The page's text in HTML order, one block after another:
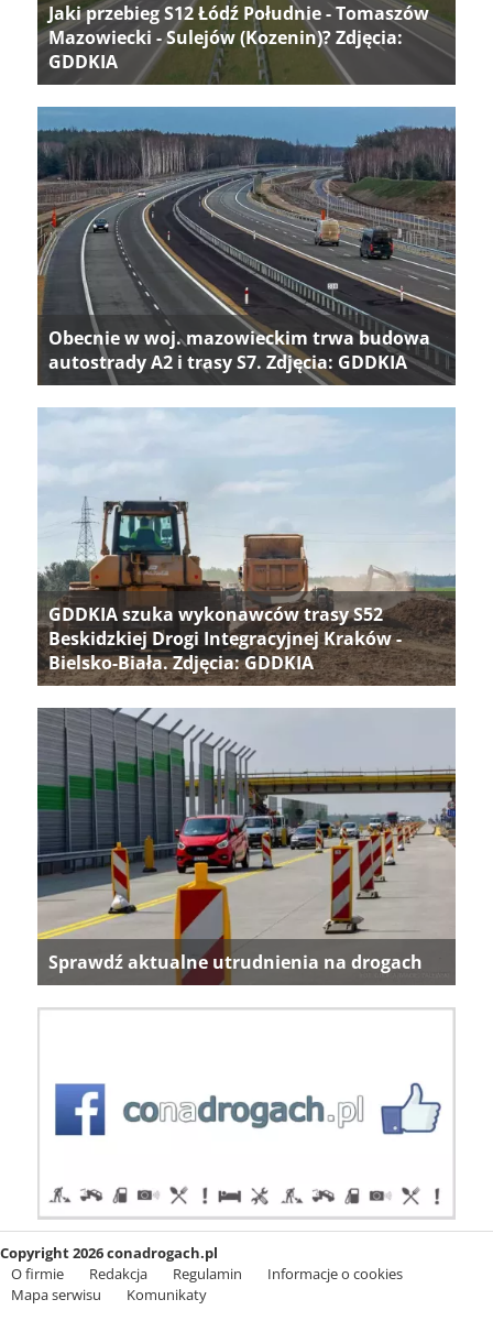
Jaki przebieg S12 Łódź Południe - Tomaszów
Mazowiecki - Sulejów (Kozenin)? Zdjęcia:
GDDKIA
Obecnie w woj. mazowieckim trwa budowa
autostrady A2 i trasy S7. Zdjęcia: GDDKIA
GDDKIA szuka wykonawców trasy S52
Beskidzkiej Drogi Integracyjnej Kraków -
Bielsko-Biała. Zdjęcia: GDDKIA
Sprawdź aktualne utrudnienia na drogach
Copyright 2026 conadrogach.pl
O firmie
Redakcja Regulamin
Informacje o cookies
Mapa serwisu
Komunikaty